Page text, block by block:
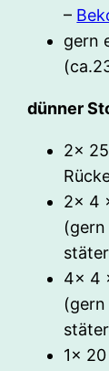
–
gern
dünner
2x
2x 4
4x 4
1x